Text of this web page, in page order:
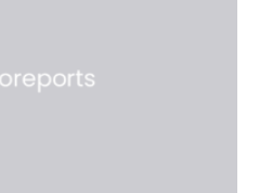
Millionen Euro über vier